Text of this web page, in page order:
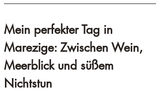
Mein perfekter Tag in
Marezige: Zwischen Wein,
Meerblick und süßem
Nichtstun